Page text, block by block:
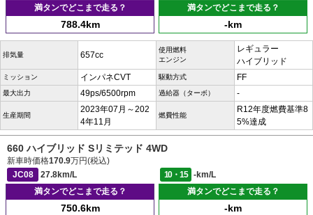
満タンでどこまで走る？
788.4km
満タンでどこまで走る？
-km
排気量 657cc
使用燃料
エンジン
レギュラー
ハイブリッド
ミッション インパネCVT 駆動方式 FF
最大出力 49ps/6500rpm 過給器（ターボ） -
生産期間
2023年07月～202
4年11月
燃費性能
R12年度燃費基準8
5%達成
660 ハイブリッド Sリミテッド 4WD
新車時価格170.9万円(税込)
JC08
27.8km/L 10・15
-km/L
満タンでどこまで走る？
750.6km
満タンでどこまで走る？
-km